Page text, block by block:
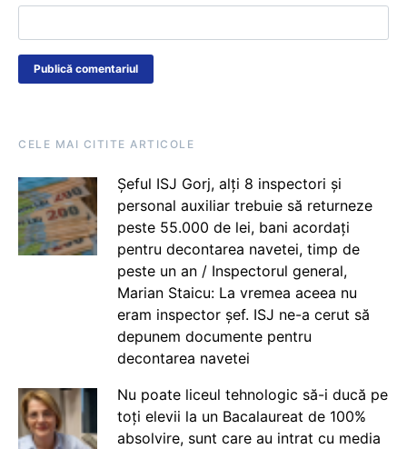
CELE MAI CITITE ARTICOLE
Șeful ISJ Gorj, alți 8 inspectori și
personal auxiliar trebuie să returneze
peste 55.000 de lei, bani acordați
pentru decontarea navetei, timp de
peste un an / Inspectorul general,
Marian Staicu: La vremea aceea nu
eram inspector șef. ISJ ne-a cerut să
depunem documente pentru
decontarea navetei
Nu poate liceul tehnologic să-i ducă pe
toți elevii la un Bacalaureat de 100%
absolvire, sunt care au intrat cu media